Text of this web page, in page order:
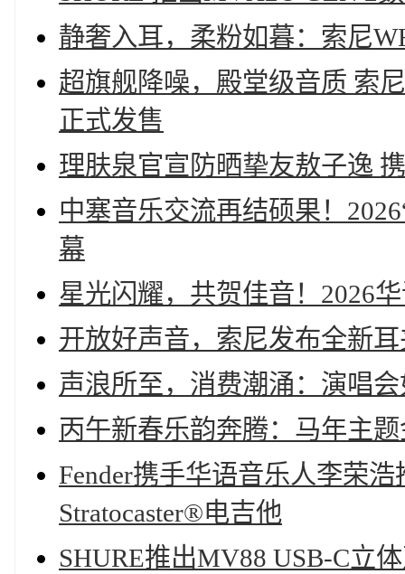
静奢入耳，柔粉如暮：索尼
超旗舰降噪，殿堂级音质 索
正式发售
理肤泉官宣防晒挚友敖子逸
中塞音乐交流再结硕果！
幕
星光闪耀，共贺佳音！2026
开放好声音，索尼发布全新
声浪所至，消费潮涌：演唱
丙午新春乐韵奔腾：马年主
Fender携手华语音乐人李荣
Stratocaster®电吉他
SHURE推出MV88 USB-C立